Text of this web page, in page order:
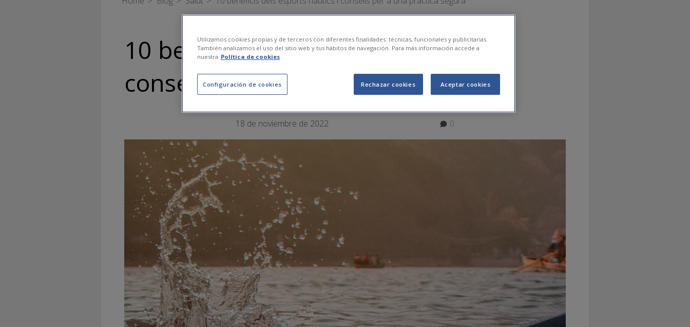
10 beneficis dels esports nàutics i
consells per a una pràctica segura
18 de noviembre de 2022 0
Utilizamos cookies propias y de terceros con diferentes finalidades: técnicas, funcionales y publicitarias.
También analizamos el uso del sitio web y tus hábitos de navegación. Para más información accede a
nuestra Política de cookies
Configuración de cookies Rechazar cookies Aceptar cookies